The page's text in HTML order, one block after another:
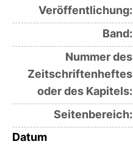
Veröffentlichung:
Band:
Nummer des
Zeitschriftenheftes
oder des Kapitels:
Seitenbereich:
Datum